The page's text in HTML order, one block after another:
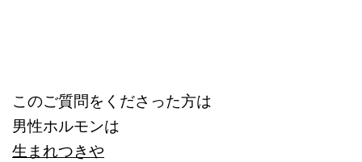
このご質問をくださった方は
男性ホルモンは
生まれつきや